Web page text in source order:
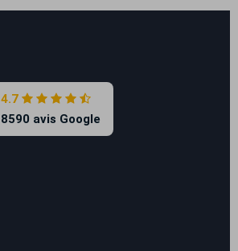
4.7
8590 avis Google